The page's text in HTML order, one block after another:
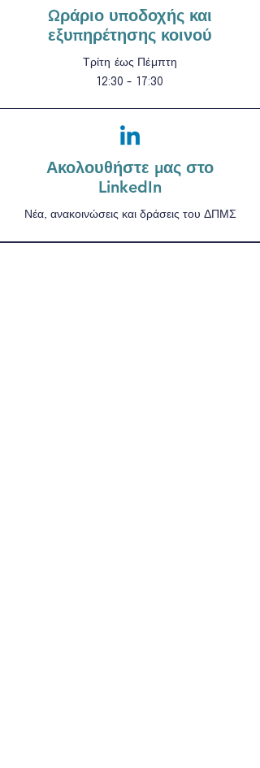
Ωράριο υποδοχής και
εξυπηρέτησης κοινού
Τρίτη έως Πέμπτη
12:30 - 17:30
Ακολουθήστε μας στο
LinkedIn
Νέα, ανακοινώσεις και δράσεις του ΔΠΜΣ